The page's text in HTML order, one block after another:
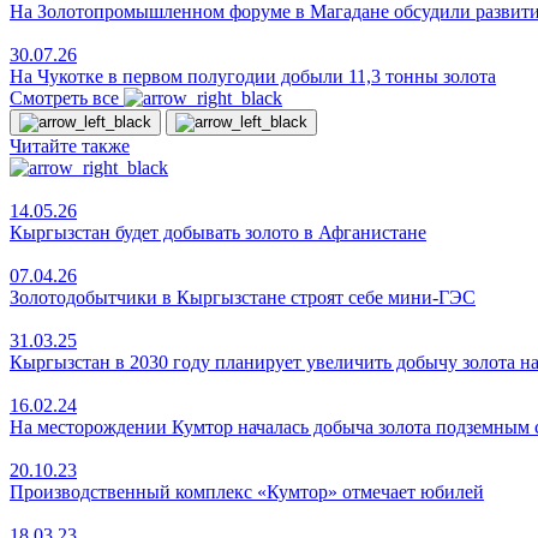
На Золотопромышленном форуме в Магадане обсудили
30.07.26
На Чукотке в первом полугодии добыли 11,3 тонны золота
Смотреть все
Читайте также
14.05.26
Кыргызстан будет добывать золото в Афганистане
07.04.26
Золотодобытчики в Кыргызстане строят себе мини-ГЭС
31.03.25
Кыргызстан в 2030 году планирует увеличить добычу золота
16.02.24
На месторождении Кумтор началась добыча золота подземным
20.10.23
Производственный комплекс «Кумтор» отмечает юбилей